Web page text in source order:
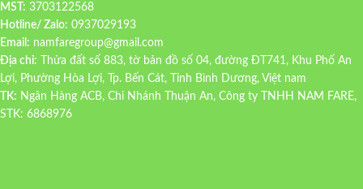
MST: 3703122568
Hotline/ Zalo: 0937029193
Email: namfaregroup@gmail.com
Địa chỉ: Thửa đất số 883, tờ bản đồ số 04, đường ĐT741, Khu Phố An
Lợi, Phường Hòa Lợi, Tp. Bến Cát, Tỉnh Bình Dương, Việt nam
TK: Ngân Hàng ACB, Chi Nhánh Thuận An, Công ty TNHH NAM FARE,
STK: 6868976